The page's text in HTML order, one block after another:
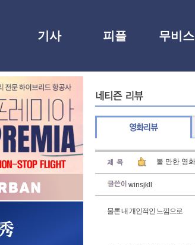
기사 피플 무비
볼 만한 영
winsjkll
물론 내 개인적인 느낌으로